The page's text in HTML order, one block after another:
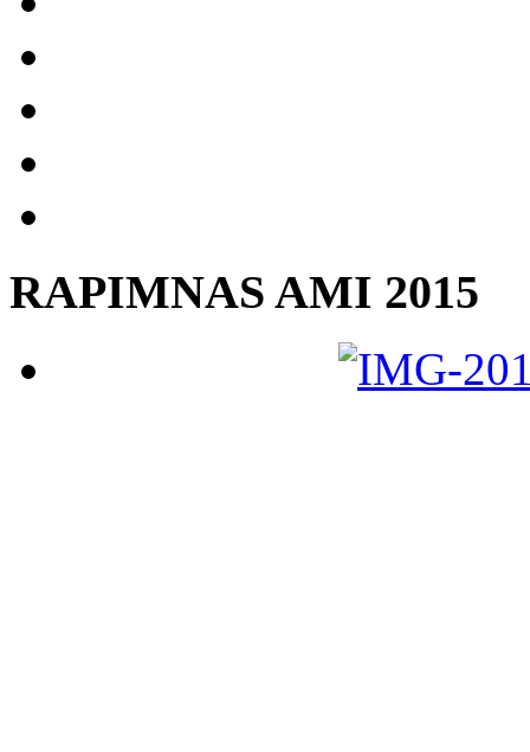
RAPIMNAS AMI 2015